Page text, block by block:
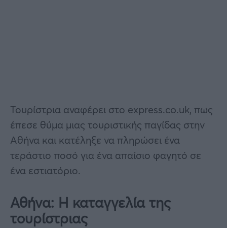
Τουρίστρια αναφέρει στο express.co.uk, πως
έπεσε θύμα μιας τουριστικής παγίδας στην
Αθήνα και κατέληξε να πληρώσει ένα
τεράστιο ποσό για ένα απαίσιο φαγητό σε
ένα εστιατόριο.
Αθήνα: Η καταγγελία της
τουρίστριας